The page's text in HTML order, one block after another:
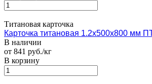
Титановая карточка
Карточка титановая 1.2х500х800 мм
В наличии
от 841 руб./кг
В корзину